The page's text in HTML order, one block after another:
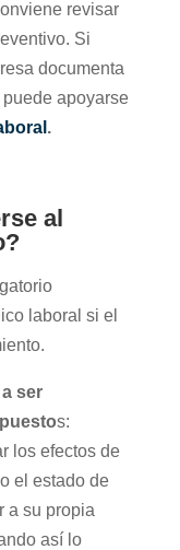
revisar
Si
documenta
apoyarse
.
al
laboral si el
ser
s:
los efectos de
el estado de
a su propia
así lo